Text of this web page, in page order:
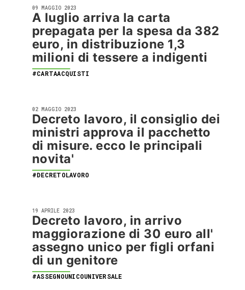
09 MAGGIO 2023
A luglio arriva la carta
prepagata per la spesa da 382
euro, in distribuzione 1,3
milioni di tessere a indigenti
#CARTAACQUISTI
02 MAGGIO 2023
Decreto lavoro, il consiglio dei
ministri approva il pacchetto
di misure. ecco le principali
novita'
#DECRETOLAVORO
19 APRILE 2023
Decreto lavoro, in arrivo
maggiorazione di 30 euro all'
assegno unico per figli orfani
di un genitore
#ASSEGNOUNICOUNIVERSALE